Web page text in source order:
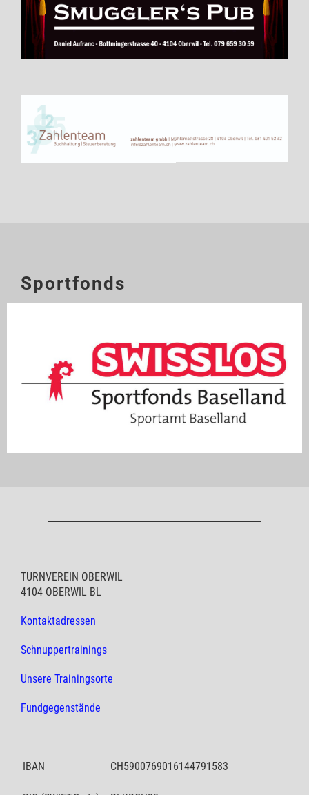
Sportfonds
TURNVEREIN OBERWIL
4104 OBERWIL BL
Kontaktadressen
Schnuppertrainings
Unsere Trainingsorte
Fundgegenstände
IBAN CH5900769016144791583